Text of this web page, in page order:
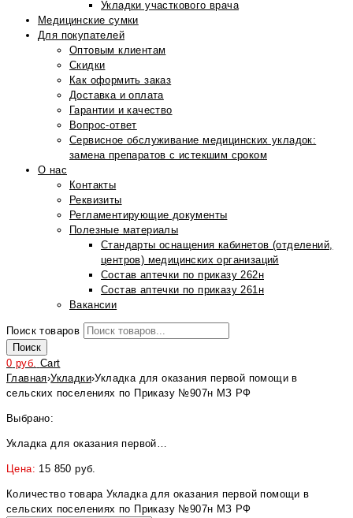
Укладки участкового врача
Медицинские сумки
Для покупателей
Оптовым клиентам
Скидки
Как оформить заказ
Доставка и оплата
Гарантии и качество
Вопрос-ответ
Сервисное обслуживание медицинских укладок:
замена препаратов с истекшим сроком
О нас
Контакты
Реквизиты
Регламентирующие документы
Полезные материалы
Стандарты оснащения кабинетов (отделений,
центров) медицинских организаций
Состав аптечки по приказу 262н
Состав аптечки по приказу 261н
Вакансии
Поиск товаров
Поиск
0 руб. Cart
Главная›Укладки›Укладка для оказания первой помощи в
сельских поселениях по Приказу №907н МЗ РФ
Выбрано:
Укладка для оказания первой…
Цена: 15 850 руб.
Количество товара Укладка для оказания первой помощи в
сельских поселениях по Приказу №907н МЗ РФ